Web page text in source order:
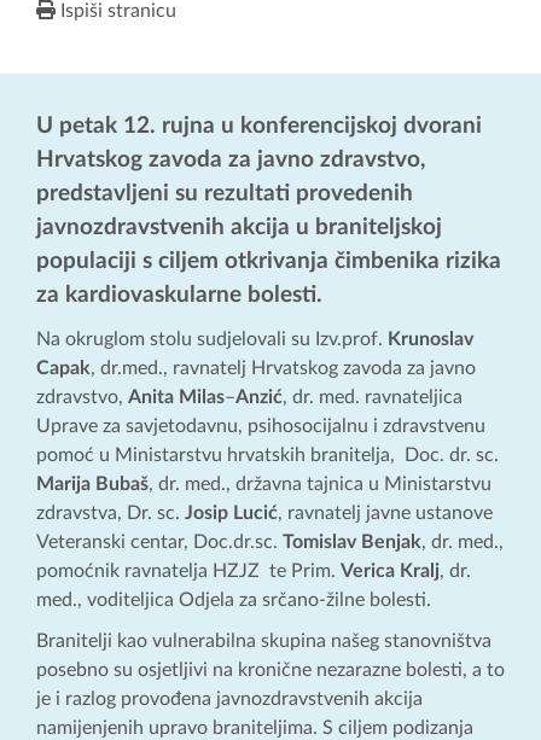
Ispiši stranicu
U petak 12. rujna u konferencijskoj dvorani
Hrvatskog zavoda za javno zdravstvo,
predstavljeni su rezultati provedenih
javnozdravstvenih akcija u braniteljskoj
populaciji s ciljem otkrivanja čimbenika rizika
za kardiovaskularne bolesti.
Na okruglom stolu sudjelovali su Izv.prof. Krunoslav
Capak, dr.med., ravnatelj Hrvatskog zavoda za javno
zdravstvo, Anita Milas–Anzić, dr. med. ravnateljica
Uprave za savjetodavnu, psihosocijalnu i zdravstvenu
pomoć u Ministarstvu hrvatskih branitelja, Doc. dr. sc.
Marija Bubaš, dr. med., državna tajnica u Ministarstvu
zdravstva, Dr. sc. Josip Lucić, ravnatelj javne ustanove
Veteranski centar, Doc.dr.sc. Tomislav Benjak, dr. med.,
pomoćnik ravnatelja HZJZ te Prim. Verica Kralj, dr.
med., voditeljica Odjela za srčano-žilne bolesti.
Branitelji kao vulnerabilna skupina našeg stanovništva
posebno su osjetljivi na kronične nezarazne bolesti, a to
je i razlog provođena javnozdravstvenih akcija
namijenjenih upravo braniteljima. S ciljem podizanja